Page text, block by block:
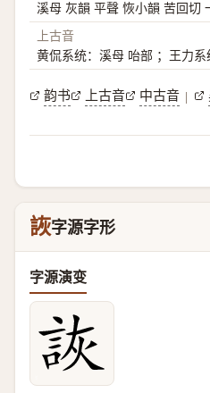
溪母 灰韻 平聲 恢小韻 苦回切
上古音
黄侃系统：溪母 咍部 ；王力系
韵书 上古音 中古音 |
詼字源字形
字源演变